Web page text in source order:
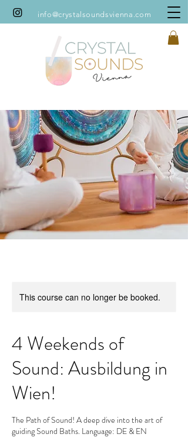
info@crystalsoundsvienna.com
This course can no longer be booked.
4 Weekends of
Sound: Ausbildung in
Wien!
The Path of Sound! A deep dive into the art of
guiding Sound Baths. Language: DE & EN